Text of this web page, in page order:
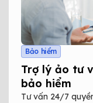
Bảo hiểm
Trợ lý ảo tư
bảo hiểm
Tư vấn 24/7